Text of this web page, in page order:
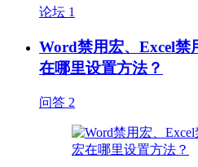
论坛 1
Word禁用宏、Excel禁
在哪里设置方法？
问答 2